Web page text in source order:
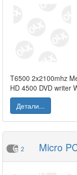
T6500 2x2100mhz
HD 4500 DVD writer
Детали...
2 Micro